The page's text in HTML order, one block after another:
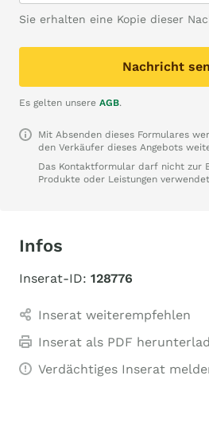
Sie erhalten eine Kopie dieser
Nachricht
Es gelten unsere AGB.
Mit Absenden dieses Formulares
den Verkäufer dieses Angebots
Das Kontaktformular darf nicht zur
Produkte oder Leistungen
Infos
Inserat-ID: 128776
Inserat weiterempfehlen
Inserat als PDF
Verdächtiges Inserat